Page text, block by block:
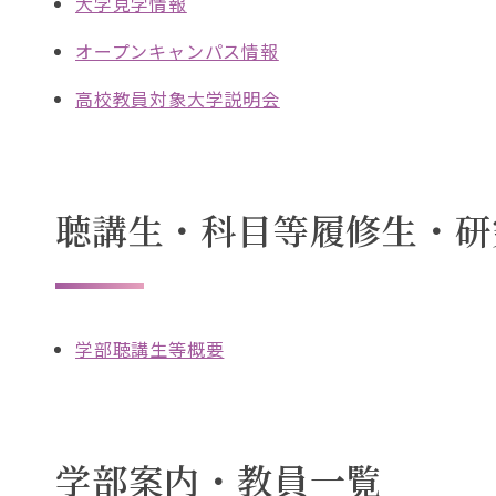
オープンキャンパス情報
高校教員対象大学説明会
聴講生・科目等履修生・
学部聴講生等概要
学部案内・教員一覧